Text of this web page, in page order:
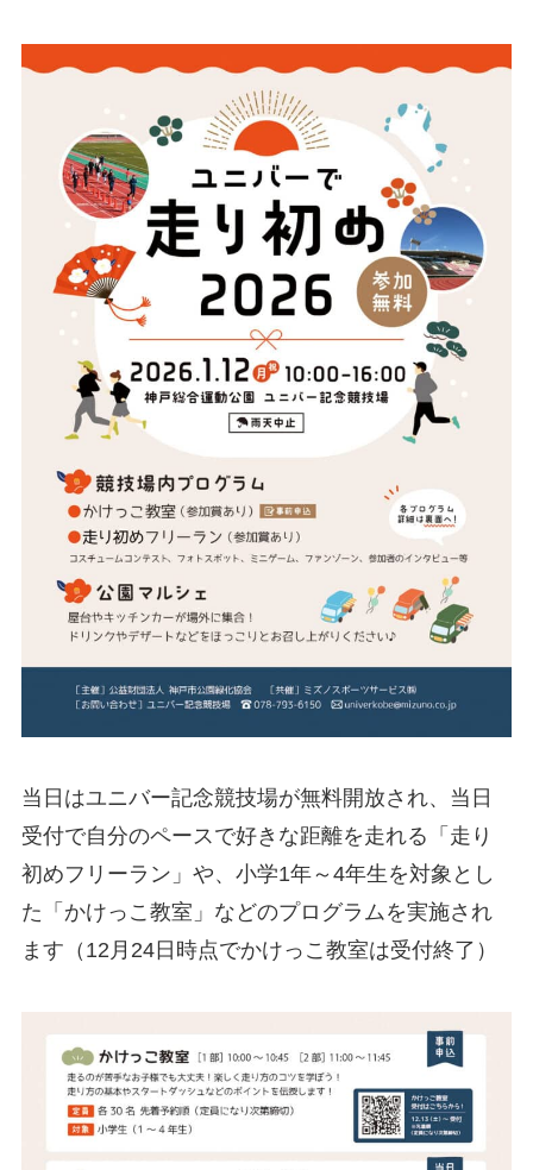
当日はユニバー記念競技場が無料開放され、当日
受付で自分のペースで好きな距離を走れる「走り
初めフリーラン」や、小学1年～4年生を対象とし
た「かけっこ教室」などのプログラムを実施され
ます（12月24日時点でかけっこ教室は受付終了）